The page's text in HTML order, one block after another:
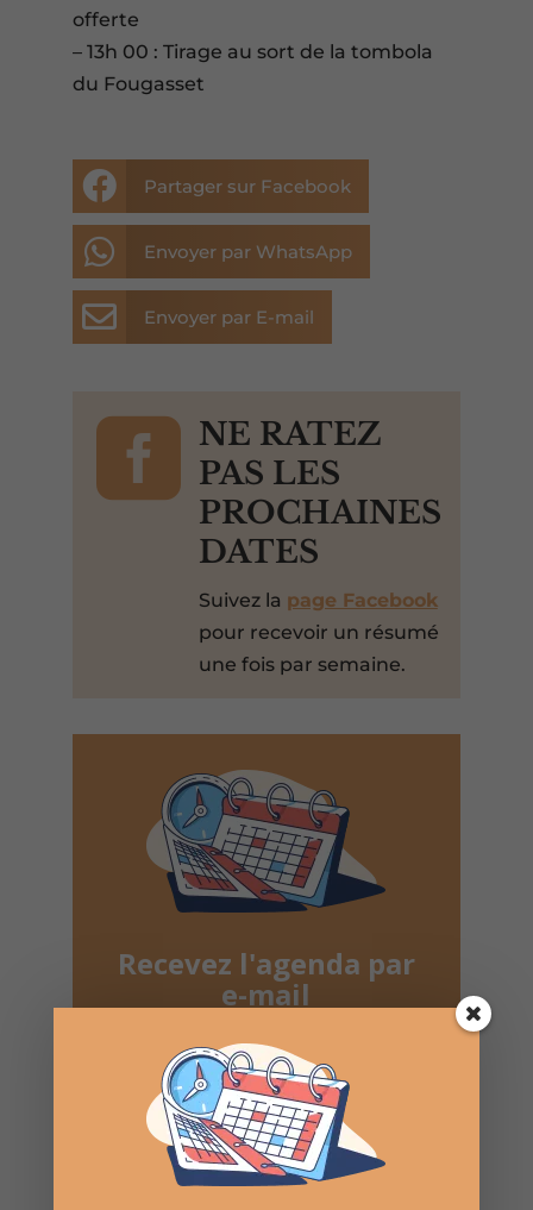
offerte
– 13h 00 : Tirage au sort de la tombola
du Fougasset
 Partager sur Facebook
 Envoyer par WhatsApp
 Envoyer par E-mail

NE RATEZ
PAS LES
PROCHAINES
DATES
Suivez la page Facebook
pour recevoir un résumé
une fois par semaine.
Recevez l'agenda par
e-mail
Lotos, Taureaux, Marchés de Noël, ...
Désinscription possible à tout moment